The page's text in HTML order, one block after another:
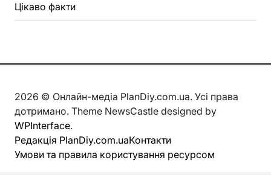
Цікаво факти
2026 © Онлайн-медіа PlanDiy.com.ua. Усі права
дотримано. Theme NewsCastle designed by
WPInterface.
Редакція PlanDiy.com.uaКонтакти
Умови та правила користування ресурсом